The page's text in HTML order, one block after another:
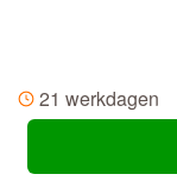
21 werkdagen